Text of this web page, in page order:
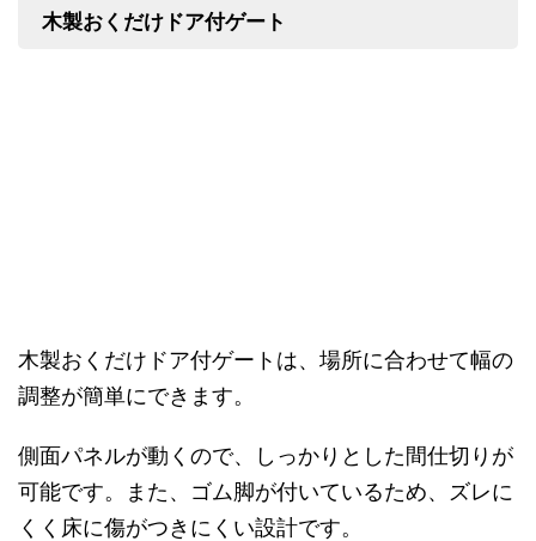
木製おくだけドア付ゲート
木製おくだけドア付ゲートは、場所に合わせて幅の
調整が簡単にできます。
側面パネルが動くので、しっかりとした間仕切りが
可能です。また、ゴム脚が付いているため、ズレに
くく床に傷がつきにくい設計です。